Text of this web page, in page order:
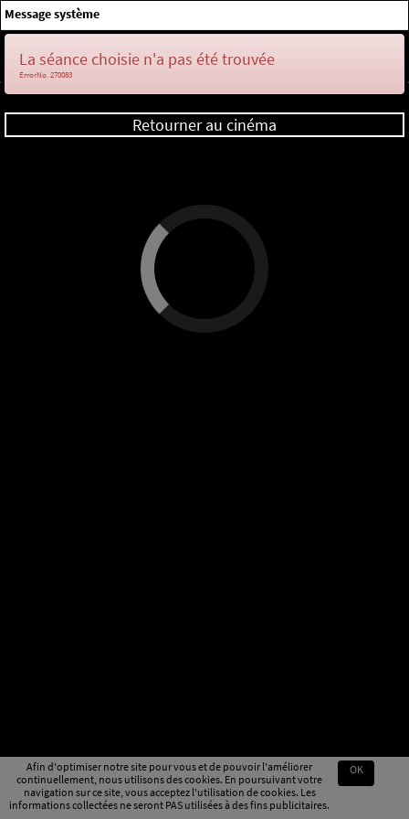
Afin d'optimiser notre site pour vous et de pouvoir l'améliorer
continuellement, nous utilisons des cookies. En poursuivant votre
navigation sur ce site, vous acceptez l'utilisation de cookies. Les
informations collectées ne seront PAS utilisées à des fins publicitaires.
OK
Message système
La séance choisie n'a pas été trouvée
ErrorNo. 270083
Retourner au cinéma